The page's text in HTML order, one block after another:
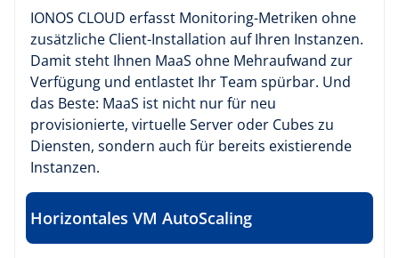
IONOS CLOUD erfasst Monitoring-Metriken ohne
zusätzliche Client-Installation auf Ihren Instanzen.
Damit steht Ihnen MaaS ohne Mehraufwand zur
Verfügung und entlastet Ihr Team spürbar. Und
das Beste: MaaS ist nicht nur für neu
provisionierte, virtuelle Server oder Cubes zu
Diensten, sondern auch für bereits existierende
Instanzen.
Horizontales VM AutoScaling